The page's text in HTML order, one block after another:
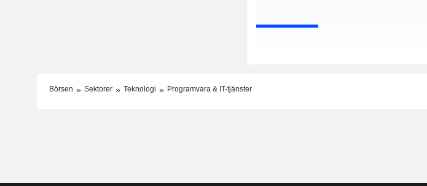
Börsen Sektorer Teknologi Programvara & IT-tjänster